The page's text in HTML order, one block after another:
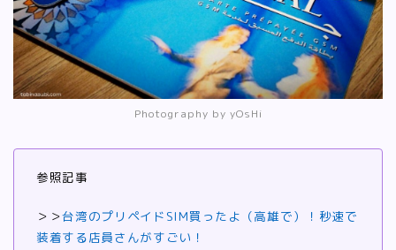
Photography by yOsHi
参照記事
＞＞台湾のプリペイドSIM買ったよ（高雄で）！秒速で
装着する店員さんがすごい！